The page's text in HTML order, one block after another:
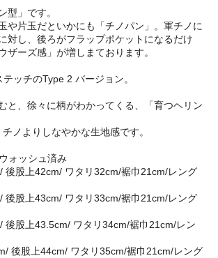
型」です。
や片玉だといかにも「チノパン」。軍チノに
対し、後ろがフラップポケットになるだけ
ザーズ感」が増しまております。
ッチのType 2 バージョン。
と、徐々に柄がわかってくる、「育つヘリン
ノよりしなやかな生地感です。
ォッシュ済み
後股上42cm/ ワタリ32cm/裾巾21cm/レング
後股上43cm/ ワタリ33cm/裾巾21cm/レング
後股上43.5cm/ ワタリ34cm/裾巾21cm/レン
後股上44cm/ ワタリ35cm/裾巾21cm/レング